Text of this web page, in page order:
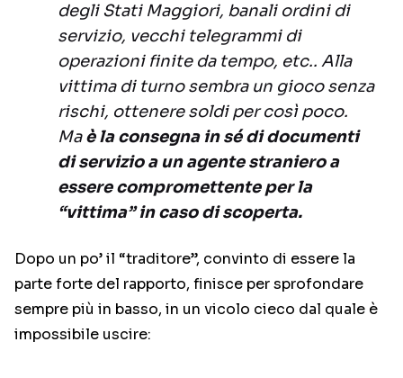
degli Stati Maggiori, banali ordini di
servizio, vecchi telegrammi di
operazioni finite da tempo, etc.. Alla
vittima di turno sembra un gioco senza
rischi, ottenere soldi per così poco.
Maè la consegna in sé di documenti
di servizio a un agente straniero a
essere compromettente per la
“vittima” in caso di scoperta.
Dopo un po’ il “traditore”, convinto di essere la
parte forte del rapporto, finisce per sprofondare
sempre più in basso, in un vicolo cieco dal quale è
impossibile uscire: